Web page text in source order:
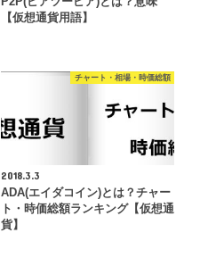
【仮想通貨用語】
チャート・相場・時価総額
2018.3.3
ADA(エイダコイン)とは？チャー
ト・時価総額ランキング【仮想通
貨】